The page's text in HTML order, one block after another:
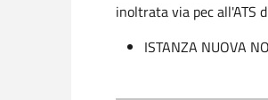
inoltrata via pec all'ATS
ISTANZA NUOVA